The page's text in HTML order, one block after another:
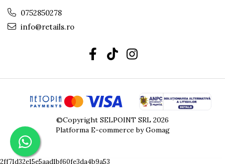
0752850278
info@retails.ro
©Copyright SELPOINT SRL 2026
Platforma E-commerce by Gomag
2ff71d32e15e5aad1bf60fe3da4b9a53